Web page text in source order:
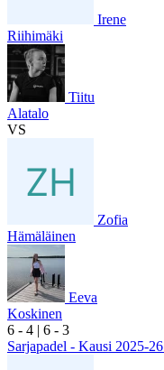
Irene
Riihimäki
Tiitu
Alatalo
VS
Zofia
Hämäläinen
Eeva
Koskinen
6 - 4 | 6 - 3
Sarjapadel - Kausi 2025-